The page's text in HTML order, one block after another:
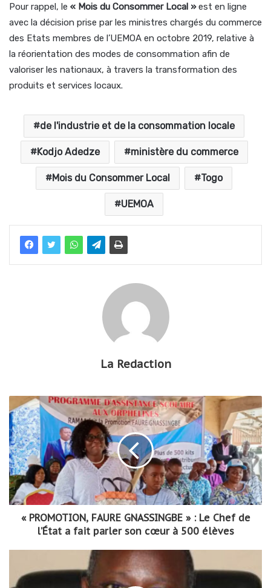
Pour rappel, le « Mois du Consommer Local »est en ligne
avec la décision prise par les ministres chargés du commerce
des Etats membres de l’UEMOA en octobre 2019, relative à
la réorientation des modes de consommation afin de
valoriser les nationaux, à travers la transformation des
produits et services locaux.
de l'industrie et de la consommation locale
Kodjo Adedze ministère du commerce
Mois du Consommer Local Togo
UEMOA
La Redaction
« PROMOTION, FAURE GNASSINGBE » : Le Chef de
l’État a fait parler son cœur à 500 élèves